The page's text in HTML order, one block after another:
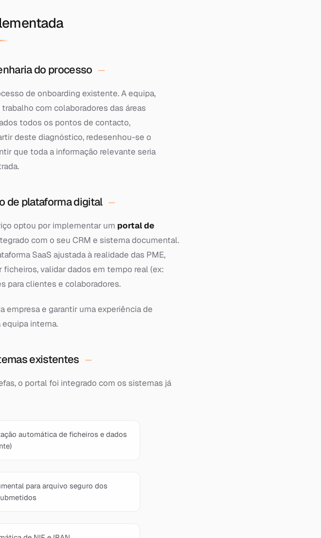
do processo
de onboarding existente. A equipa,
com colaboradores das áreas
todos os pontos de contacto,
deste diagnóstico, redesenhou-se o
que toda a informação relevante seria
de plataforma digital
optou por implementar um portal de
com o seu CRM e sistema documental.
SaaS ajustada à realidade das PME,
validar dados em tempo real (ex:
para clientes e colaboradores.
empresa e garantir uma experiência de
interna.
existentes
o portal foi integrado com os sistemas já
automática de ficheiros e dados
para arquivo seguro dos